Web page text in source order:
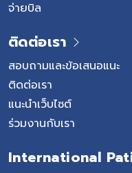
จ่ายบิล
ติดต่อเรา
สอบถามและข้อเสนอแนะ
ติดต่อเรา
แนะนำเว็บไซต์
ร่วมงานกับเรา
International